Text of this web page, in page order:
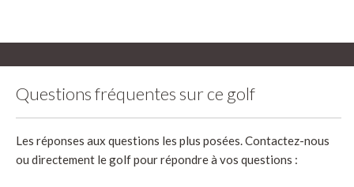
Questions fréquentes sur ce golf
Les réponses aux questions les plus posées. Contactez-nous
ou directement le golf pour répondre à vos questions :